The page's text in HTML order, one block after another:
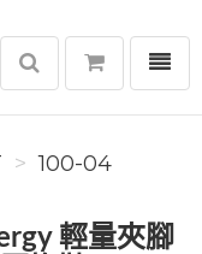
選單
100-04
輕量夾腳